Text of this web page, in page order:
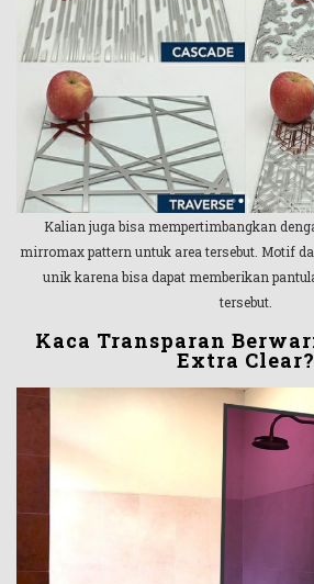
Kalian juga bisa mempertimbangkan
mirromax pattern untuk area tersebut. Motif
unik karena bisa dapat memberikan
tersebut.
Kaca Transparan
Extra Clear?